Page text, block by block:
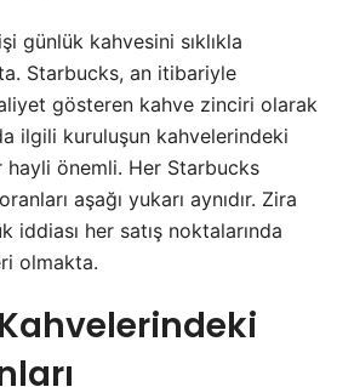
günlük kahvesini sıklıkla
Starbucks, an itibariyle
gösteren kahve zinciri olarak
ilgili kuruluşun kahvelerindeki
hayli önemli. Her Starbucks
aşağı yukarı aynıdır. Zira
iddiası her satış noktalarında
olmakta.